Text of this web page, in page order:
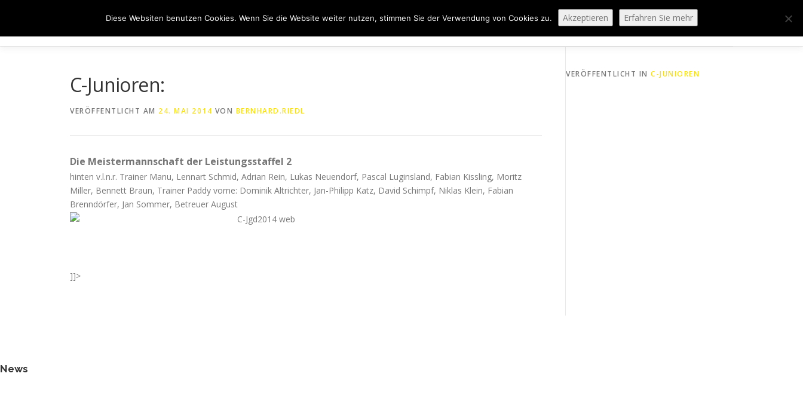
springen
HOME ÜBER UNS 50 JAHRE SVN KONTAKT NEWS SPONSORING SPORTHEIM „LA CASA“
C-Junioren:
VERÖFFENTLICHT AM 24. MAI 2014 VON BERNHARD.RIEDL
Die Meistermannschaft der Leistungsstaffel 2
hinten v.l.n.r. Trainer Manu, Lennart Schmid, Adrian Rein, Lukas Neuendorf, Pascal Luginsland, Fabian Kissling, Moritz
Miller, Bennett Braun, Trainer Paddy vorne: Dominik Altrichter, Jan-Philipp Katz, David Schimpf, Niklas Klein, Fabian
Brenndörfer, Jan Sommer, Betreuer August
]]>
VERÖFFENTLICHT IN C-JUNIOREN
News
Diese Websiten benutzen Cookies. Wenn Sie die Website weiter nutzen, stimmen Sie der Verwendung von Cookies zu. Akzeptieren Erfahren Sie mehr